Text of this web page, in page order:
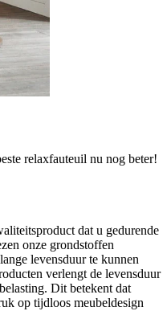
relaxfauteuil nu nog beter!
dat u gedurende
onze grondstoffen
levensduur te kunnen
verlengt de levensduur
Dit betekent dat
op tijdloos meubeldesign